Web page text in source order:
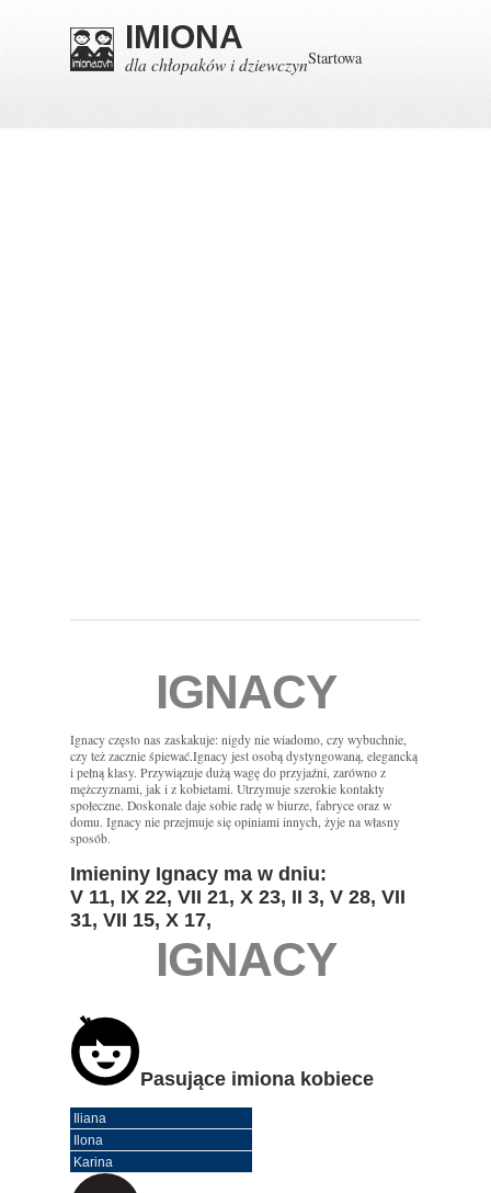
IMIONA
dla chłopaków i dziewczynStartowa
IGNACY
Ignacy często nas zaskakuje: nigdy nie wiadomo, czy wybuchnie,
czy też zacznie śpiewać.Ignacy jest osobą dystyngowaną, elegancką
i pełną klasy. Przywiązuje dużą wagę do przyjaźni, zarówno z
mężczyznami, jak i z kobietami. Utrzymuje szerokie kontakty
społeczne. Doskonale daje sobie radę w biurze, fabryce oraz w
domu. Ignacy nie przejmuje się opiniami innych, żyje na własny
sposób.
Imieniny Ignacy ma w dniu:
V 11, IX 22, VII 21, X 23, II 3, V 28, VII
31, VII 15, X 17,
IGNACY
Pasujące imiona kobiece
Iliana
Ilona
Karina